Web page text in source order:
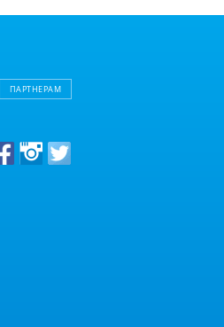
ПАРТНЕРАМ
клиентам